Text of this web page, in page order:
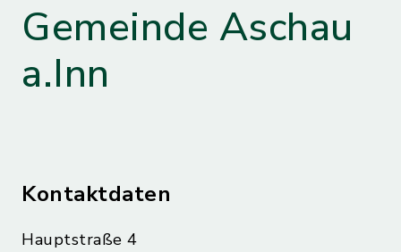
Gemeinde Aschau
a.Inn
Kontaktdaten
Hauptstraße 4